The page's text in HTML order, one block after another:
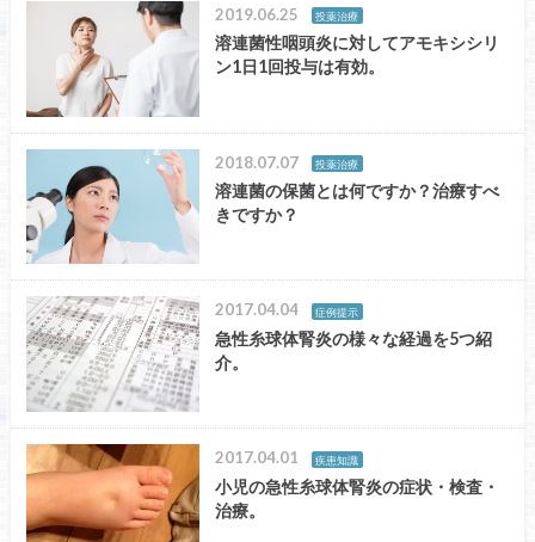
2019.06.25 投薬治療
溶連菌性咽頭炎に対してアモキシシリ
ン1日1回投与は有効。
2018.07.07 投薬治療
溶連菌の保菌とは何ですか？治療すべ
きですか？
2017.04.04 症例提示
急性糸球体腎炎の様々な経過を5つ紹
介。
2017.04.01 疾患知識
小児の急性糸球体腎炎の症状・検査・
治療。